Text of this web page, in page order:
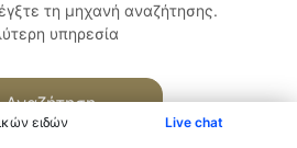
ειδών Live chat
τη μηχανή αναζήτησης.
υπηρεσία
Αναζήτηση